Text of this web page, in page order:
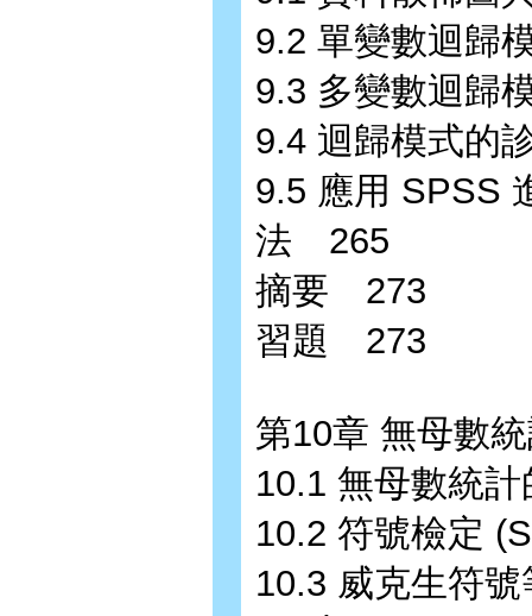
9.2 單變數迴歸
9.3 多變數迴歸
9.4 迴歸模式的
9.5 應用 SPSS
法 265
摘要 273
習題 273
第10章 無母數
10.1 無母數統
10.2 符號檢定
10.3 威克生符